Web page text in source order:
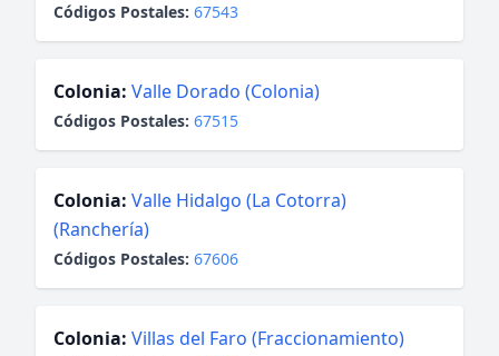
Códigos Postales: 67543
Colonia: Valle Dorado (Colonia)
Códigos Postales: 67515
Colonia: Valle Hidalgo (La Cotorra)
(Ranchería)
Códigos Postales: 67606
Colonia: Villas del Faro (Fraccionamiento)